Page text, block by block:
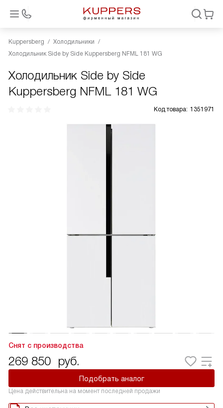
Kuppersberg
Холодильники
Холодильник Side by Side Kuppersberg NFML 181 WG
Холодильник Side by Side
Kuppersberg NFML 181 WG
Код товара: 1351971
Снят с производства
269 850 руб.
Подобрать аналог
Цена действительна на момент последней продажи